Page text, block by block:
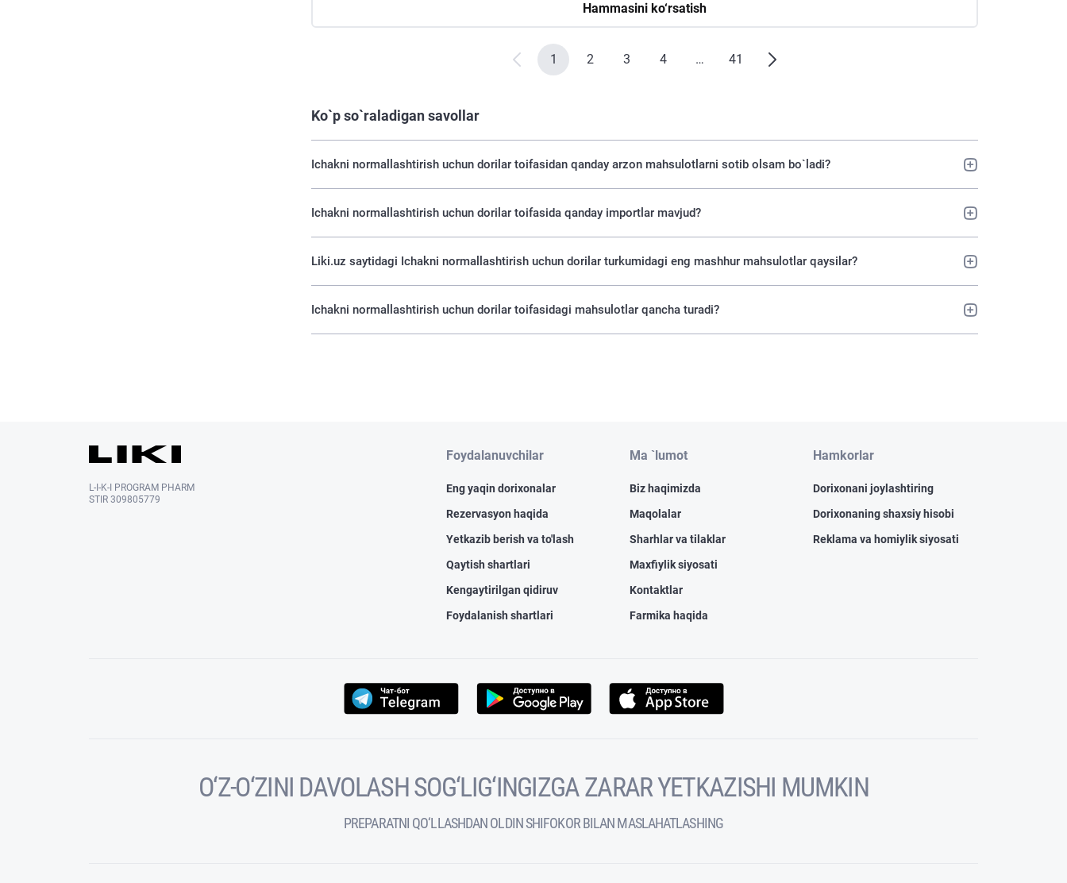
Hammasini ko‘rsatish
1 2 3 4 … 41
Ko`p so`raladigan savollar
Ichakni normallashtirish uchun dorilar toifasidan qanday arzon mahsulotlarni sotib olsam bo`ladi?
Ichakni normallashtirish uchun dorilar toifasida qanday importlar mavjud?
Liki.uz saytidagi Ichakni normallashtirish uchun dorilar turkumidagi eng mashhur mahsulotlar qaysilar?
Ichakni normallashtirish uchun dorilar toifasidagi mahsulotlar qancha turadi?
L-I-K-I PROGRAM PHARM
STIR 309805779
Foydalanuvchilar
Eng yaqin dorixonalar
Rezervasyon haqida
Yetkazib berish va to'lash
Qaytish shartlari
Kengaytirilgan qidiruv
Foydalanish shartlari
Ma `lumot
Biz haqimizda
Maqolalar
Sharhlar va tilaklar
Maxfiylik siyosati
Kontaktlar
Farmika haqida
Hamkorlar
Dorixonani joylashtiring
Dorixonaning shaxsiy hisobi
Reklama va homiylik siyosati
O‘Z-O‘ZINI DAVOLASH SOG‘LIG‘INGIZGA ZARAR YETKAZISHI MUMKIN
PREPARATNI QO‘LLASHDAN OLDIN SHIFOKOR BILAN MASLAHATLASHING